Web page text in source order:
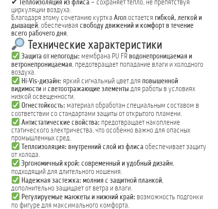
✔ Теплоизоляция из флиса – сохраняет тепло, не препятствуя
циркуляции воздуха.
Благодаря этому сочетанию куртка Aronостается гибкой, легкой и
дышащей, обеспечивая свободу движений и комфорт в течение
всего рабочего дня.
Технические характеристики
Защита от непогоды: мембрана PU FR водонепроницаемая и
ветронепроницаемая, предотвращает попадание влаги и холодного
воздуха.
Hi-Vis-дизайн: яркий сигнальный цвет для повышенной
видимостии светоотражающие элементы для работы в условиях
низкой освещенности.
Огнестойкость: материал обработан специальным составом в
соответствии со стандартами защиты от открытого пламени.
Антистатические свойства: предотвращает накопление
статического электричества, что особенно важно для опасных
промышленных сред.
Теплоизоляция: внутренний слой из флиса обеспечивает защиту
от холода.
Эргономичный крой: современный и удобный дизайн,
подходящий для длительного ношения.
Надежная застежка: молния с защитной планкой,
дополнительно защищает от ветра и влаги.
Регулируемые манжеты и нижний край: возможность подгонки
по фигуре для максимального комфорта.